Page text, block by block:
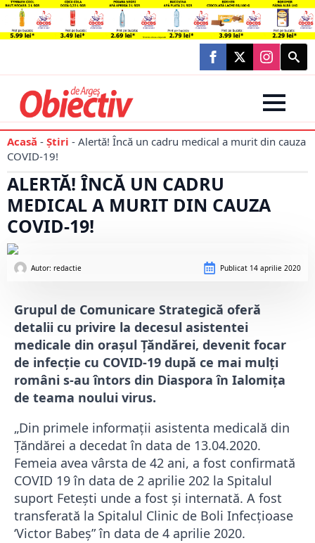
Search
for:
Acasă - Știri - Alertă! Încă un cadru medical a murit din cauza
COVID-19!
ALERTĂ! ÎNCĂ UN CADRU
MEDICAL A MURIT DIN CAUZA
COVID-19!
Autor: redactie Publicat 14 aprilie 2020
Grupul de Comunicare Strategică oferă
detalii cu privire la decesul asistentei
medicale din orașul Țăndărei, devenit focar
de infecție cu COVID-19 după ce mai mulți
români s-au întors din Diaspora în Ialomița
de teama noului virus.
„Din primele informații asistenta medicală din
Țăndărei a decedat în data de 13.04.2020.
Femeia avea vârsta de 42 ani, a fost confirmată
COVID 19 în data de 2 aprilie 202 la Spitalul
suport Fetești unde a fost și internată. A fost
transferată la Spitalul Clinic de Boli Infecțioase
‘Victor Babeș” în data de 4 aprilie 2020.